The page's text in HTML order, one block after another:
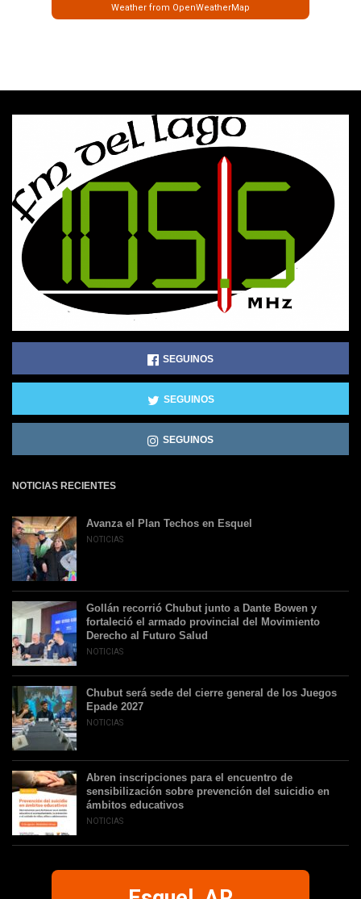
Weather from OpenWeatherMap
SEGUINOS
SEGUINOS
SEGUINOS
NOTICIAS RECIENTES
Avanza el Plan Techos en Esquel
NOTICIAS
Gollán recorrió Chubut junto a Dante Bowen y
fortaleció el armado provincial del Movimiento
Derecho al Futuro Salud
NOTICIAS
Chubut será sede del cierre general de los Juegos
Epade 2027
NOTICIAS
Abren inscripciones para el encuentro de
sensibilización sobre prevención del suicidio en
ámbitos educativos
NOTICIAS